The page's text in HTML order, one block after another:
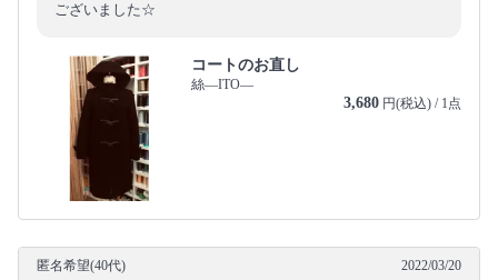
ございました☆
コートのお直し
絲―ITO―
3,680 円(税込) / 1点
匿名希望(40代) 2022/03/20